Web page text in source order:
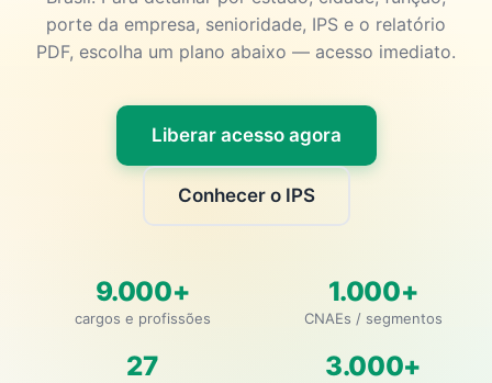
porte da empresa, senioridade, IPS e o relatório
PDF, escolha um plano abaixo — acesso imediato.
Liberar acesso agora
Conhecer o IPS
9.000+
cargos e profissões
1.000+
CNAEs / segmentos
27 3.000+